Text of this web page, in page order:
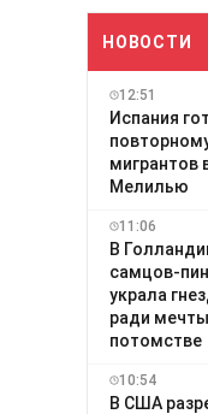
НОВОСТИ
12:51
Испания
мигрантов
Мелилью
11:06
В
самцов-
украла
ради
потомстве
10:54
В США